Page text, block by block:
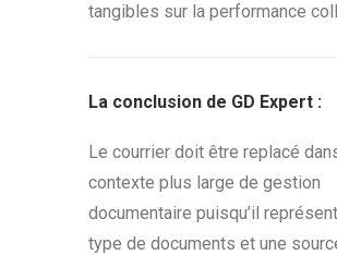
tangibles sur la performance
La conclusion de GD Expert :
Le courrier doit être replacé
contexte plus large de gestion
documentaire puisqu’il
type de documents et une